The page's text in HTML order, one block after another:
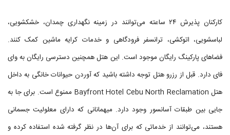
کارکنان پذیرش ۲۴ ساعته می‌توانند در زمینه نگهداری چمدان، خشکشویی،
لباسشویی، اتوکشی، ترانسفر فرودگاهی و خدمات کرایه ماشین کمک کنند.
فضاهای پارکینگ رایگان موجود است. این هتل همچنین دسترسی رایگان به وای
فای دارد. قبل از رزرو هتل توجه داشته باشید که آوردن حیوانات خانگی به داخل
هتل Bayfront Hotel Cebu North Reclamation ممنوع است. برای جا به
جایی بین طبقات آسانسور وجود دارد. میهمانانی که دارای معلولیت جسمانی
هستند، می‌توانند از خدماتی که برای آن‌ها در نظر گرفته شده استفاده کرده و